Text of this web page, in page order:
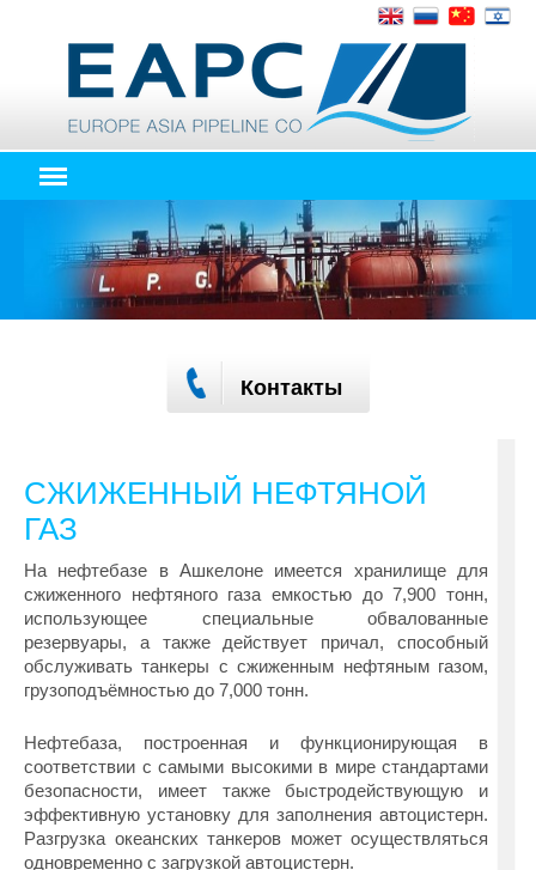
Контакты
СЖИЖЕННЫЙ НЕФТЯНОЙ
ГАЗ
На нефтебазе в Ашкелоне имеется хранилище для
сжиженного нефтяного газа емкостью до 7,900 тонн,
использующее специальные обвалованные
резервуары, а также действует причал, способный
обслуживать танкеры с сжиженным нефтяным газом,
грузоподъёмностью до 7,000 тонн.
Нефтебаза, построенная и функционирующая в
соответствии с самыми высокими в мире стандартами
безопасности, имеет также быстродействующую и
эффективную установку для заполнения автоцистерн.
Разгрузка океанских танкеров может осуществляться
одновременно с загрузкой автоцистерн.